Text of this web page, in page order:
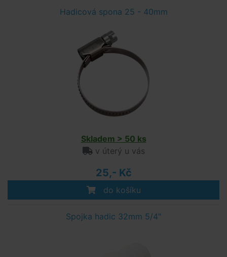
Hadicová spona 25 - 40mm
Skladem > 50 ks
v úterý u vás
25,- Kč
do košíku
Spojka hadic 32mm 5/4"